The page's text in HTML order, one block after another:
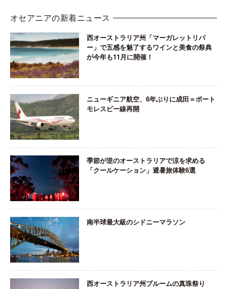
オセアニアの新着ニュース
西オーストラリア州「マーガレットリバ
ー」で五感を魅了するワインと美食の祭典
が今年も11月に開催！
ニューギニア航空、6年ぶりに成田＝ポート
モレスビー線再開
季節が逆のオーストラリアで涼を求める
「クールケーション」避暑旅体験6選
南半球最大級のシドニーマラソン
西オーストラリア州ブルームの真珠祭り